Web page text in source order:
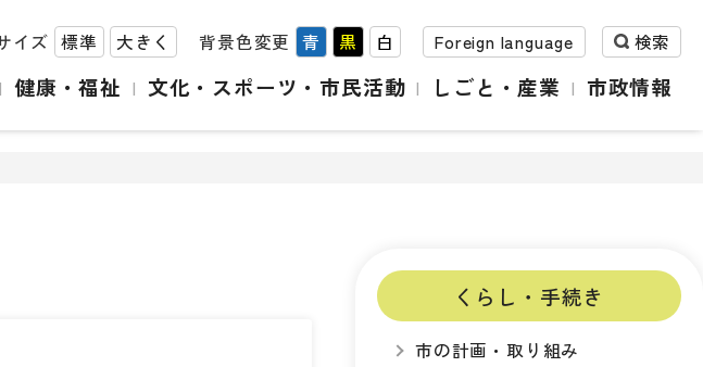
イズ 標準 大きく 背景色変更 青 黒 白 Foreign language 検索
健康・福祉 文化・スポーツ・市民活動 しごと・産業 市政情報
くらし・手続き
市の計画・取り組み